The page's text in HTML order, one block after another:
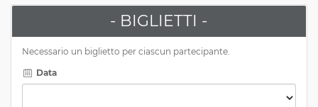
- BIGLIETTI -
Necessario un biglietto per ciascun partecipante.
Data